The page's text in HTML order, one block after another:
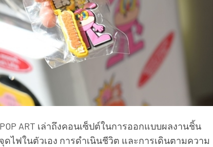
ART เล่าถึงคอนเซ็ปต์ในการออกแบบผลงานชิ้น
ไฟในตัวเอง การดำเนินชีวิต และการเดินตามความ